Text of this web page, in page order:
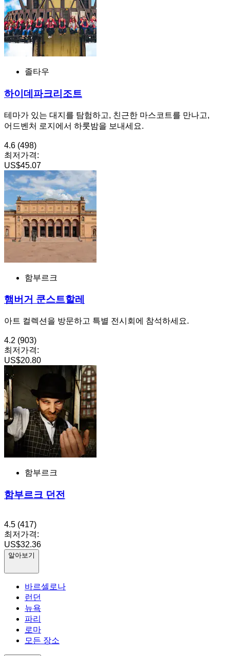
졸타우
하이데파크리조트
테마가 있는 대지를 탐험하고, 친근한 마스코트를 만나고,
어드벤처 로지에서 하룻밤을 보내세요.
4.6 (498)
최저가격:
US$45.07
함부르크
햄버거 쿤스트할레
아트 컬렉션을 방문하고 특별 전시회에 참석하세요.
4.2 (903)
최저가격:
US$20.80
함부르크
함부르크 던전
4.5 (417)
최저가격:
US$32.36
알아보기
바르셀로나
런던
뉴욕
파리
로마
모든 장소